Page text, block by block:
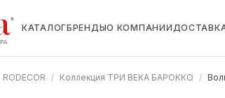
КАТАЛОГБРЕНДЫО КОМПАНИИ
RODECOR / Коллекция ТРИ ВЕКА БАРОККО /